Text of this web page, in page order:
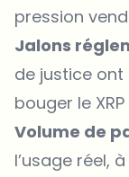
pression
Jalons
de justice
bouger le
Volume de
l’usage réel,